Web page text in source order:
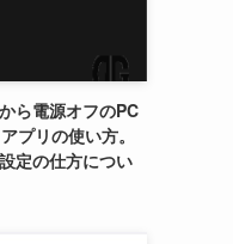
ら電源オフのPC
プリの使い方。
定の仕方につい